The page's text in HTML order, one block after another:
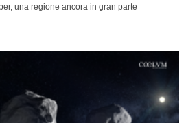
una regione ancora in gran parte